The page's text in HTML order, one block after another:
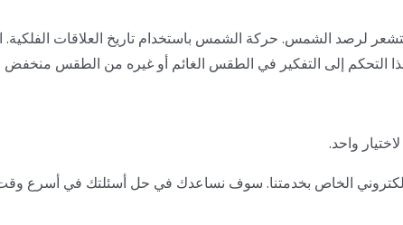
لرصد الشمس. حركة الشمس باستخدام تاريخ العلاقات
إلى التفكير في الطقس الغائم أو غيره من الطقس منخفض
لاختيار واحد.
الخاص بخدمتنا. سوف نساعدك في حل أسئلتك في أسرع